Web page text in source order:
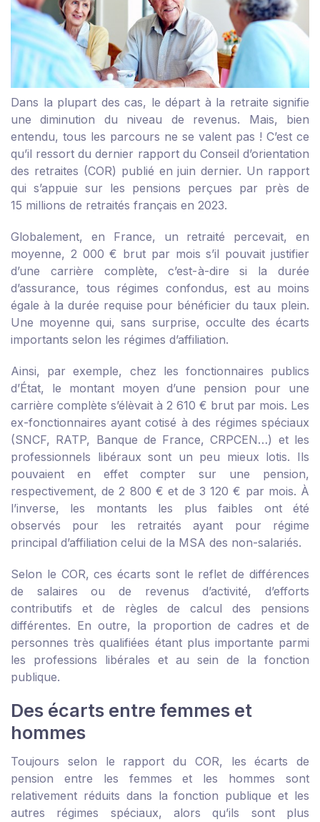
Dans la plupart des cas, le départ à la retraite signifie
une diminution du niveau de revenus. Mais, bien
entendu, tous les parcours ne se valent pas ! C’est ce
qu’il ressort du dernier rapport du Conseil d’orientation
des retraites (COR) publié en juin dernier. Un rapport
qui s’appuie sur les pensions perçues par près de
15 millions de retraités français en 2023.
Globalement, en France, un retraité percevait, en
moyenne, 2 000 € brut par mois s’il pouvait justifier
d’une carrière complète, c’est-à-dire si la durée
d’assurance, tous régimes confondus, est au moins
égale à la durée requise pour bénéficier du taux plein.
Une moyenne qui, sans surprise, occulte des écarts
importants selon les régimes d’affiliation.
Ainsi, par exemple, chez les fonctionnaires publics
d’État, le montant moyen d’une pension pour une
carrière complète s’élèvait à 2 610 € brut par mois. Les
ex-fonctionnaires ayant cotisé à des régimes spéciaux
(SNCF, RATP, Banque de France, CRPCEN…) et les
professionnels libéraux sont un peu mieux lotis. Ils
pouvaient en effet compter sur une pension,
respectivement, de 2 800 € et de 3 120 € par mois. À
l’inverse, les montants les plus faibles ont été
observés pour les retraités ayant pour régime
principal d’affiliation celui de la MSA des non-salariés.
Selon le COR, ces écarts sont le reflet de différences
de salaires ou de revenus d’activité, d’efforts
contributifs et de règles de calcul des pensions
différentes. En outre, la proportion de cadres et de
personnes très qualifiées étant plus importante parmi
les professions libérales et au sein de la fonction
publique.
Des écarts entre femmes et
hommes
Toujours selon le rapport du COR, les écarts de
pension entre les femmes et les hommes sont
relativement réduits dans la fonction publique et les
autres régimes spéciaux, alors qu’ils sont plus